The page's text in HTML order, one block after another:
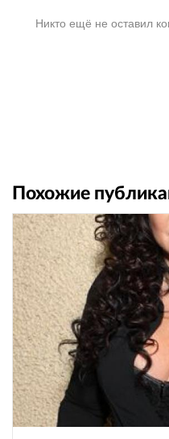
Никто ещё не оставил
Похожие